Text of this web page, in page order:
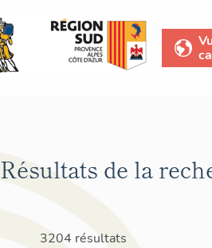
Résultats de la
3204 résultats